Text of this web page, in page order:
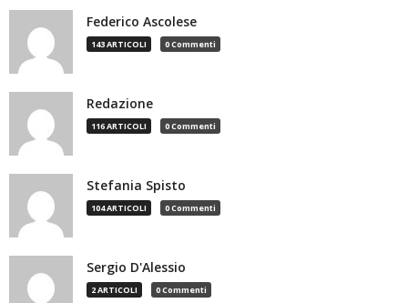
Federico Ascolese
143 ARTICOLI 0 Commenti
Redazione
116 ARTICOLI 0 Commenti
Stefania Spisto
104 ARTICOLI 0 Commenti
Sergio D'Alessio
2 ARTICOLI 0 Commenti